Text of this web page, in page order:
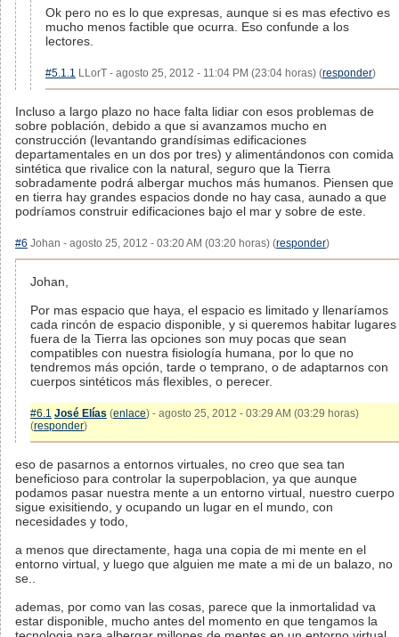
Ok pero no es lo que expresas, aunque si es mas efectivo es
mucho menos factible que ocurra. Eso confunde a los
lectores.
#5.1.1 LLorT - agosto 25, 2012 - 11:04 PM (23:04 horas) (responder)
Incluso a largo plazo no hace falta lidiar con esos problemas de
sobre población, debido a que si avanzamos mucho en
construcción (levantando grandísimas edificaciones
departamentales en un dos por tres) y alimentándonos con comida
sintética que rivalice con la natural, seguro que la Tierra
sobradamente podrá albergar muchos más humanos. Piensen que
en tierra hay grandes espacios donde no hay casa, aunado a que
podríamos construir edificaciones bajo el mar y sobre de este.
#6 Johan - agosto 25, 2012 - 03:20 AM (03:20 horas) (responder)
Johan,
Por mas espacio que haya, el espacio es limitado y llenaríamos
cada rincón de espacio disponible, y si queremos habitar lugares
fuera de la Tierra las opciones son muy pocas que sean
compatibles con nuestra fisiología humana, por lo que no
tendremos más opción, tarde o temprano, o de adaptarnos con
cuerpos sintéticos más flexibles, o perecer.
#6.1 José Elías (enlace) - agosto 25, 2012 - 03:29 AM (03:29 horas)
(responder)
eso de pasarnos a entornos virtuales, no creo que sea tan
beneficioso para controlar la superpoblacion, ya que aunque
podamos pasar nuestra mente a un entorno virtual, nuestro cuerpo
sigue exisitiendo, y ocupando un lugar en el mundo, con
necesidades y todo,
a menos que directamente, haga una copia de mi mente en el
entorno virtual, y luego que alguien me mate a mi de un balazo, no
se..
ademas, por como van las cosas, parece que la inmortalidad va
estar disponible, mucho antes del momento en que tengamos la